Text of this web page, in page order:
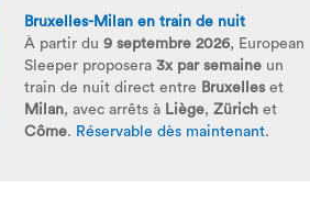
Bruxelles-Milan en train de nuit
À partir du 9 septembre 2026, European
Sleeper proposera 3x par semaine un
train de nuit direct entre Bruxelleset
Milan, avec arrêts à Liège, Zürich et
Côme. Réservable dès maintenant.